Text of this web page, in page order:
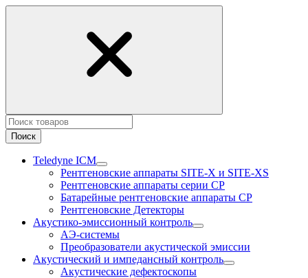
Поиск
Teledyne ICM
Рентгеновские аппараты SITE-X и SITE-XS
Рентгеновские аппараты серии CP
Батарейные рентгеновские аппараты CP
Рентгеновские Детекторы
Акустико-эмисcионный контроль
АЭ-системы
Преобразователи акустической эмиссии
Акустический и импедансный контроль
Акустические дефектоскопы